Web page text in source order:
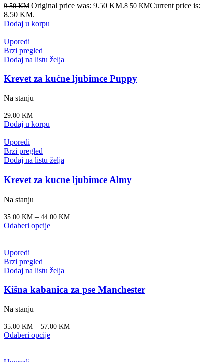
9.50KM Original price was: 9.50 KM.8.50 KMCurrent price is:
8.50 KM.
Dodaj u korpu
Uporedi
Brzi pregled
Dodaj na listu želja
Krevet za kućne ljubimce Puppy
Na stanju
29.00 KM
Dodaj u korpu
Uporedi
Brzi pregled
Dodaj na listu želja
Krevet za kucne ljubimce Almy
Na stanju
35.00 KM – 44.00 KM
Odaberi opcije
Uporedi
Brzi pregled
Dodaj na listu želja
Kišna kabanica za pse Manchester
Na stanju
35.00 KM – 57.00 KM
Odaberi opcije